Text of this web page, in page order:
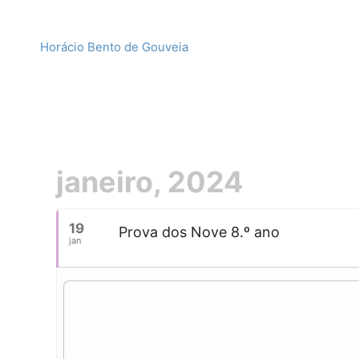
Horácio Bento de Gouveia
janeiro, 2024
19
jan Prova dos Nove 8.º ano